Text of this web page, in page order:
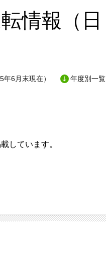
情報（日
6月末現在） 年度別一覧
しています。